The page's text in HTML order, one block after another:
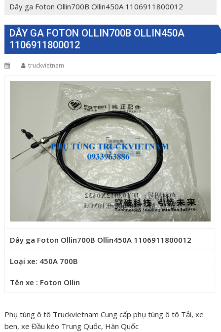
Dây ga Foton Ollin700B Ollin450A 1106911800012
DÂY GA FOTON OLLIN700B OLLIN450A
1106911800012
truckvietnam
Dây ga Foton Ollin700B Ollin450A 1106911800012
Loại xe: 450A 700B
Tên xe : Foton Ollin
Phụ tùng ô tô Truckvietnam Cung cấp phụ tùng ô tô Tải, xe
ben, xe Đầu kéo Trung Quốc, Hàn Quốc